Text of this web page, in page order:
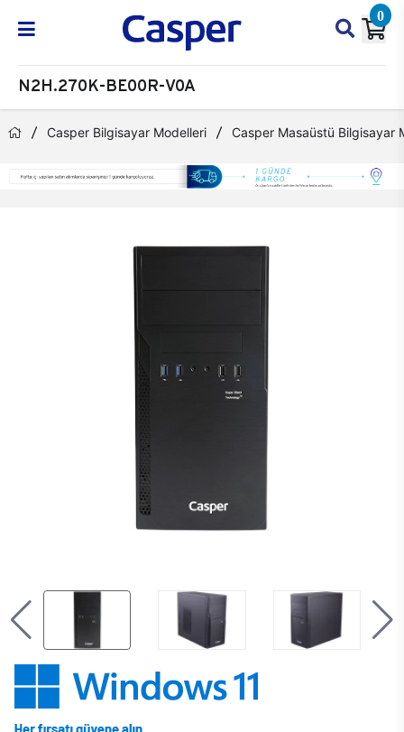
0
N2H.270K-BE00R-V0A
Casper Bilgisayar Modelleri Casper Masaüstü Bilgisayar